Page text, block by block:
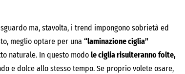
ma, stavolta, i trend impongono sobrietà ed
meglio optare per una “laminazione ciglia”
naturale. In questo modo le ciglia risulteranno folte,
e dolce allo stesso tempo. Se proprio volete osare,